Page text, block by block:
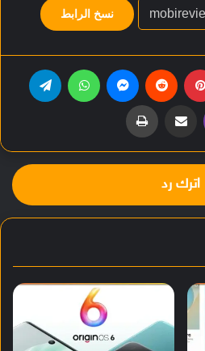
نسخ الرابط
ڤايبر مشاركة عبر البريد طباعة
اترك رد